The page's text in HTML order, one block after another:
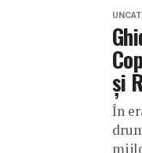
și
În